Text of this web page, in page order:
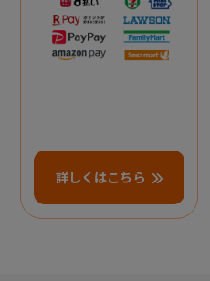
詳しくはこちら